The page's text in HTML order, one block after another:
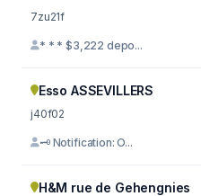
7zu21f
* * * $3,222 depo...
Esso ASSEVILLERS
j40f02
🗝 Notification: O...
H&M rue de Gehengnies